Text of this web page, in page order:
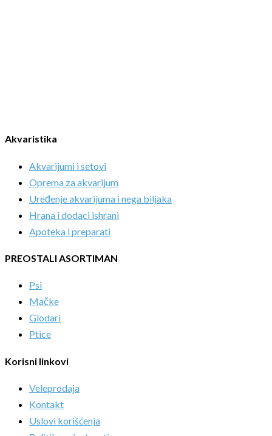
Akvaristika
Akvarijumi i setovi
Oprema za akvarijum
Uređenje akvarijuma i nega biljaka
Hrana i dodaci ishrani
Apoteka i preparati
PREOSTALI ASORTIMAN
Psi
Mačke
Glodari
Ptice
Korisni linkovi
Veleprodaja
Kontakt
Uslovi korišćenja